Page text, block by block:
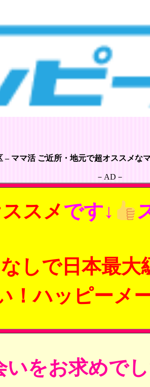
– ママ活 ご近所・地元で超オススメな
－AD－
スメです↓
しで日本最
！ハッピーメ
をお求めでし